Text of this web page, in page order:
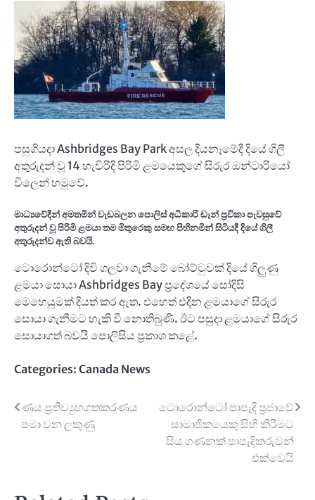
පසුගියදා Ashbridges Bay Park අසල දියනෑමේදී දියේ ගිලී
අතුරුදන් වූ 14 හැවිරිදි පිරිමි ළමයෙකුගේ සිරුර ඔන්ටාරියෝ
විලෙන් හමුවේ.
මාධ්‍යවේදීන් අමතමින් වැඩබලන පොලිස් අධිකාරි ඩෑන් ප්‍රවිකා පැවසුවේ
අතුරුදන් වූ පිරිමි ළමයා තම මිතුරෙකු සමඟ පිහිනමින් සිටියදී දියේ ගිලී
අතුරුදන්ව ඇති බවයි.
ටොරොන්ටෝ දිවි ගලවා ගැනීමේ බෝට්ටුවක් දියේ ගිලුණු
ළමයා සොයා Ashbridges Bay ප්‍රදේශයේ සෝදිසි
මෙහෙයුමක් දියත් කර ඇත. එහෙත් එදින ළමයාගේ සිරුර
සොයා ගැනීමට හැකි වී නොතිබුණි. ඊට පසුදා ළමයාගේ සිරුර
සොයාගත් බවයි පොලිසිය ප්‍රකාශ කළේ.
Categories: Canada News
Post
navigation
ණය ප්‍රතිව්‍යුහගතකරණය
පමා වන ලකුණු
ටොරොන්ටෝ පාපැදි ප්‍රජාවේ
සාමාජිකයෙකු සිහි කිරීමට
සිය ගණනක් පාපැදිකරුවන්
එක්වෙයි